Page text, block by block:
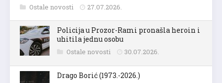
Ostale novosti 27.07.2026.
Policija u Prozor-Rami pronašla heroin i
uhitila jednu osobu
Ostale novosti 30.07.2026.
Drago Borić (1973.-2026.)